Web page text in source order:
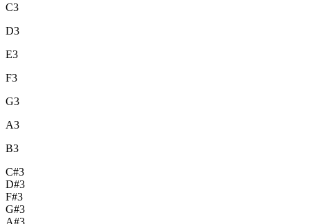
C3
D3
E3
F3
G3
A3
B3
C#3
D#3
F#3
G#3
A#3